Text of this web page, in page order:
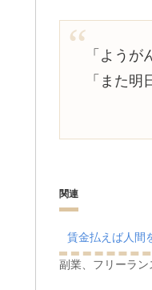
「ようが
「また
関連
賃金払えば人間
副業、フリーラ